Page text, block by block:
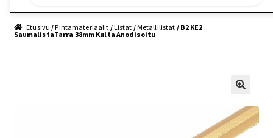
Etusivu /Pintamateriaalit /Listat /Metallilistat / B2 KE2
SaumalistaTarra 38mm Kulta Anodisoitu